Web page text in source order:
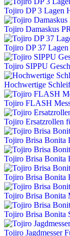
Tojiro DP 3 Lagen
Tojiro Damaskus
Tojiro DP 37
Tojiro SIPPU
Hochwertige
Tojiro FLASH
Tojiro Ersatzrollen
Tojiro Brisa Bonita
Tojiro Brisa Bonita
Tojiro Brisa Bonita
Tojiro Brisa Bonita
Tojiro Brisa Bonita
Tojiro Jagdmesser